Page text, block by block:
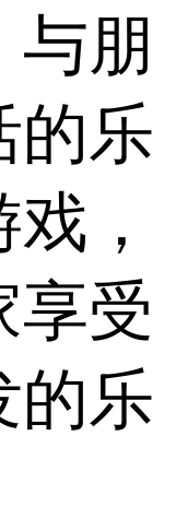
朋
的乐
，
享受
的乐